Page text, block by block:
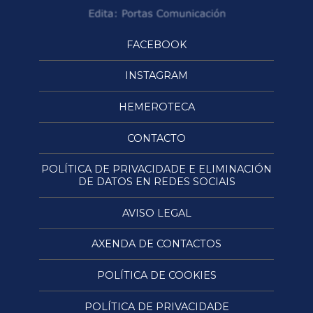
FACEBOOK
INSTAGRAM
HEMEROTECA
CONTACTO
POLÍTICA DE PRIVACIDADE E ELIMINACIÓN
DE DATOS EN REDES SOCIAIS
AVISO LEGAL
AXENDA DE CONTACTOS
POLÍTICA DE COOKIES
POLÍTICA DE PRIVACIDADE